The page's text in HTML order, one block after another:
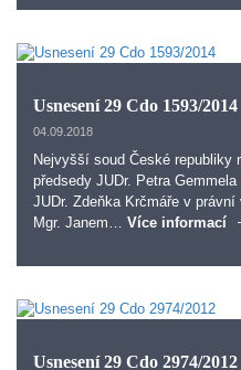
Usnesení 29 Cdo 1593/2014
04.09.2018
Nejvyšší soud České republiky
předsedy JUDr. Petra
JUDr. Zdeňka Krčmáře v
Mgr. Janem… Více informací
Usnesení 29 Cdo 2974/2012